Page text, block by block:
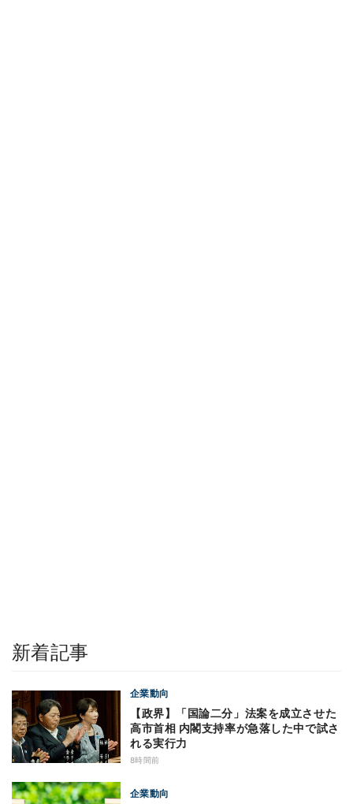
新着記事
企業動向
【政界】「国論二分」法案を成立させた
高市首相 内閣支持率が急落した中で試さ
れる実行力
8時間前
企業動向